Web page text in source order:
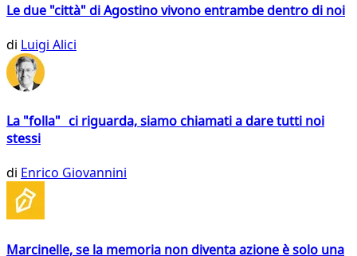
Le due "città" di Agostino vivono entrambe dentro di noi
di Luigi Alici
La "folla" ci riguarda, siamo chiamati a dare tutti noi
stessi
di Enrico Giovannini
Marcinelle, se la memoria non diventa azione è solo una